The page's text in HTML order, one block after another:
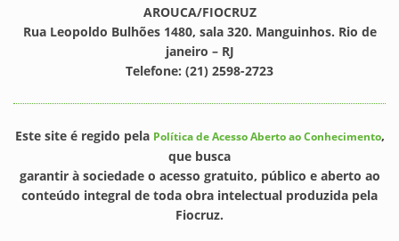
AROUCA/FIOCRUZ
Rua Leopoldo Bulhões 1480, sala 320. Manguinhos. Rio de
janeiro – RJ
Telefone: (21) 2598-2723
Este site é regido pela Política de Acesso Aberto ao Conhecimento,
que busca
garantir à sociedade o acesso gratuito, público e aberto ao
conteúdo integral de toda obra intelectual produzida pela
Fiocruz.